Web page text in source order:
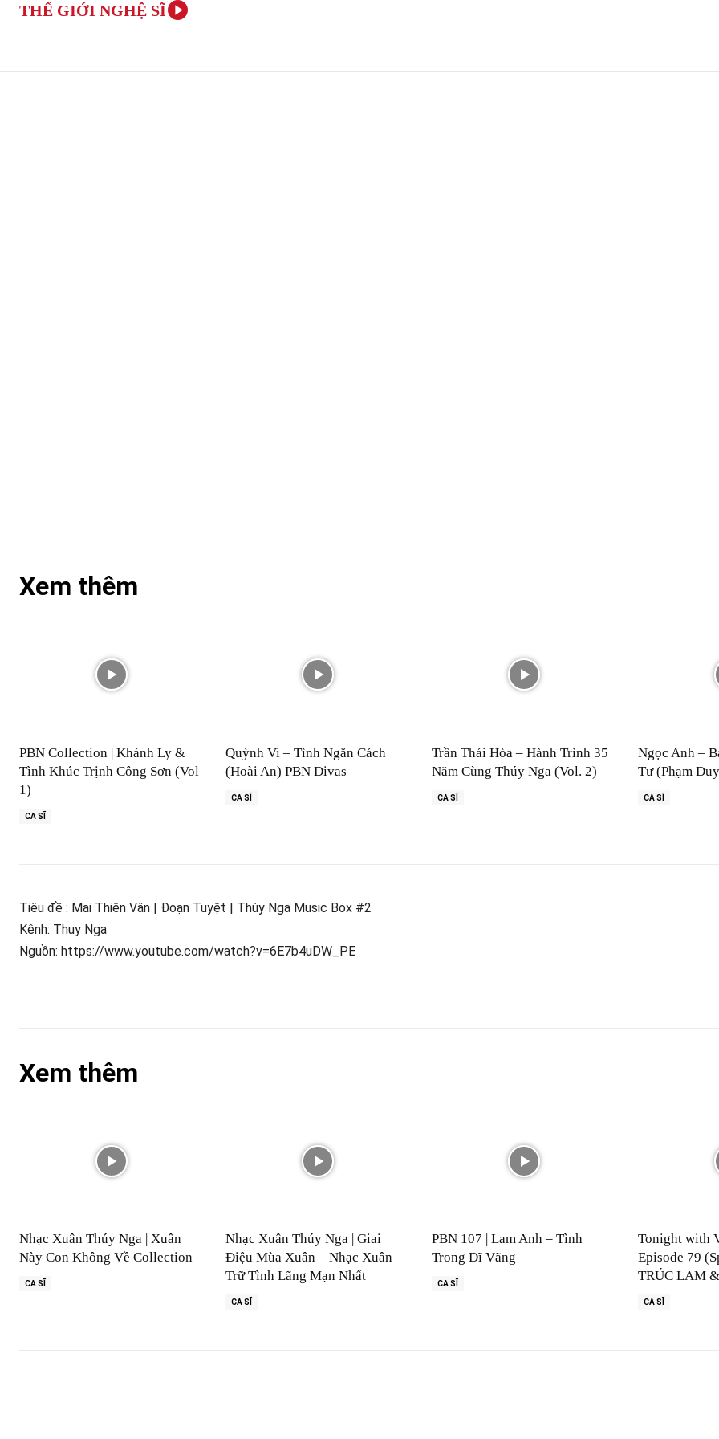
THẾ GIỚI NGHỆ SĨ
Xem thêm
PBN Collection | Khánh Ly &
Tình Khúc Trịnh Công Sơn (Vol
1)
CA SĨ
Quỳnh Vi – Tình Ngăn Cách
(Hoài An) PBN Divas
CA SĨ
Trần Thái Hòa – Hành Trình 35
Năm Cùng Thúy Nga (Vol. 2)
CA SĨ
Ngọc Anh –
Tư (Phạm
CA SĨ
Tiêu đề : Mai Thiên Vân | Đoạn Tuyệt | Thúy Nga Music Box #2
Kênh: Thuy Nga
Nguồn: https://www.youtube.com/watch?v=6E7b4uDW_PE
Xem thêm
Nhạc Xuân Thúy Nga | Xuân
Này Con Không Về Collection
CA SĨ
Nhạc Xuân Thúy Nga | Giai
Điệu Mùa Xuân – Nhạc Xuân
Trữ Tình Lãng Mạn Nhất
CA SĨ
PBN 107 | Lam Anh – Tình
Trong Dĩ Vãng
CA SĨ
Tonight with
Episode 79
TRÚC LAM
CA SĨ